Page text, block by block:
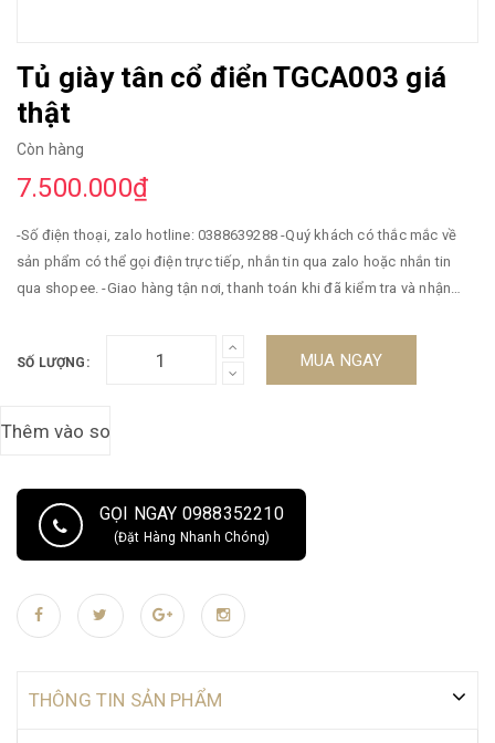
Tủ giày tân cổ điển TGCA003 giá
thật
Còn hàng
7.500.000₫
-Số điện thoại, zalo hotline: 0388639288 -Quý khách có thắc mắc về
sản phẩm có thể gọi điện trực tiếp, nhắn tin qua zalo hoặc nhắn tin
qua shopee. -Giao hàng tận nơi, thanh toán khi đã kiểm tra và nhận
SỐ LƯỢNG: MUA NGAY
GỌI NGAY 0988352210
(Đặt Hàng Nhanh Chóng)
THÔNG TIN SẢN PHẨM